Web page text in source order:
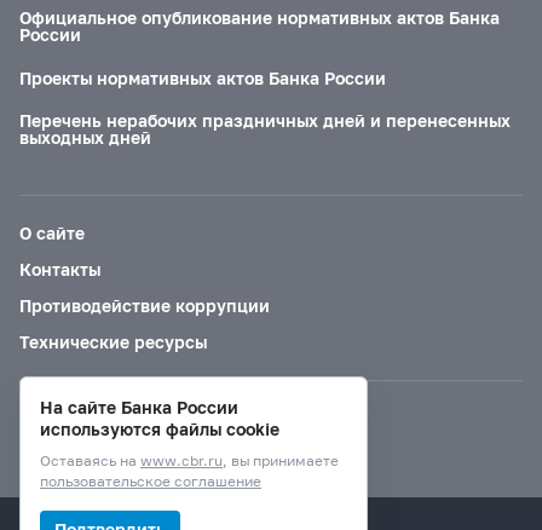
Официальное опубликование нормативных актов Банка
России
Проекты нормативных актов Банка России
Перечень нерабочих праздничных дней и перенесенных
выходных дней
О сайте
Контакты
Противодействие коррупции
Технические ресурсы
Версия для слабовидящих
На сайте Банка России
используются файлы cookie
Оставаясь на www.cbr.ru, вы принимаете
пользовательское соглашение